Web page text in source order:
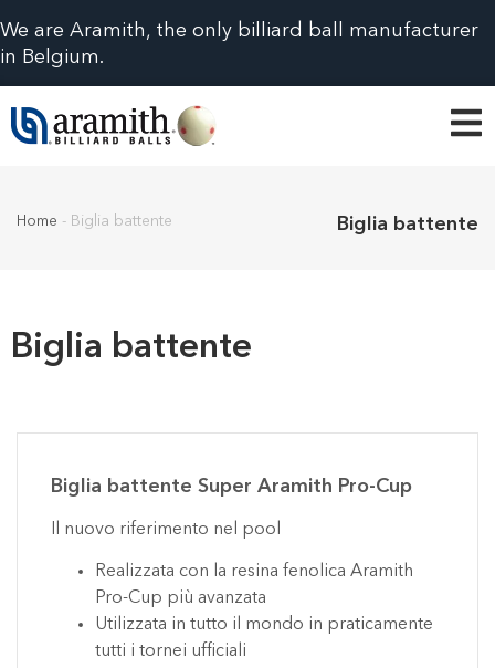
We are Aramith, the only billiard ball manufacturer
in Belgium.
Home - Biglia battente Biglia battente
Biglia battente
Biglia battente Super Aramith Pro-Cup
Il nuovo riferimento nel pool
Realizzata con la resina fenolica Aramith
Pro-Cup più avanzata
Utilizzata in tutto il mondo in praticamente
tutti i tornei ufficiali